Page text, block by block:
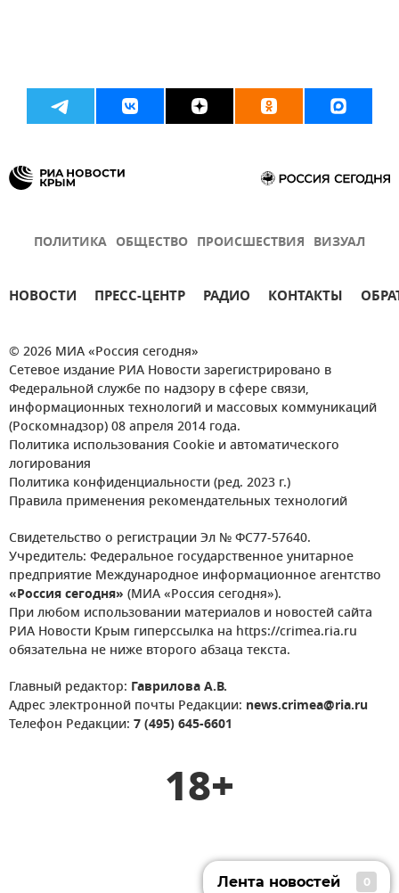
ПОЛИТИКА ОБЩЕСТВО ПРОИСШЕСТВИЯ ВИЗУАЛ
НОВОСТИ ПРЕСС-ЦЕНТР РАДИО КОНТАКТЫ
© 2026 МИА «Россия сегодня»
Сетевое издание РИА Новости зарегистрировано в
Федеральной службе по надзору в сфере связи,
информационных технологий и массовых коммуникаций
(Роскомнадзор) 08 апреля 2014 года.
Политика использования Cookie и автоматического
логирования
Политика конфиденциальности (ред. 2023 г.)
Правила применения рекомендательных технологий
Свидетельство о регистрации Эл № ФС77-57640.
Учредитель: Федеральное государственное унитарное
предприятие Международное информационное агентство
«Россия сегодня» (МИА «Россия сегодня»).
При любом использовании материалов и новостей сайта
РИА Новости Крым гиперссылка на https://crimea.ria.ru
обязательна не ниже второго абзаца текста.
Главный редактор: Гаврилова А.В.
Адрес электронной почты Редакции: news.crimea@ria.ru
Телефон Редакции: 7 (495) 645-6601
18+
Лента новостей 0